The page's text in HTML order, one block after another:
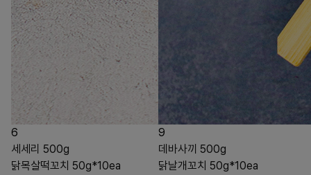
6
세세리 500g
닭목살떡꼬치 50g*10ea
9
데바사끼 500g
닭날개꼬치 50g*10ea